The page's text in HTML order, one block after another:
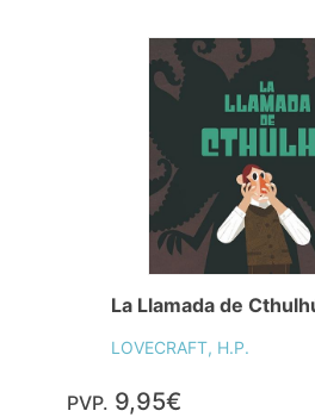
La Llamada de
LOVECRAFT, H.P.
PVP. 9,95€